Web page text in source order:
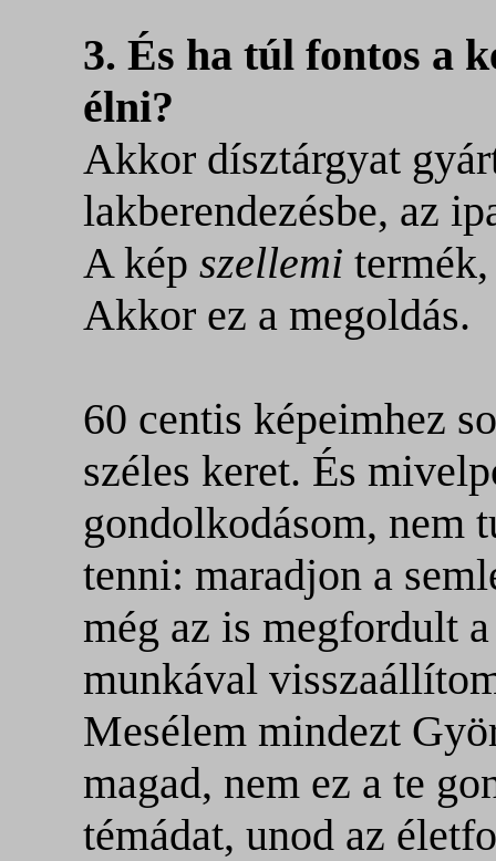
3. És ha túl fontos a
élni?
Akkor dísztárgyat
lakberendezésbe, az
A kép szellemi
Akkor ez a megoldás.
60 centis képeimhez
széles keret. És
gondolkodásom, nem
tenni: maradjon a
még az is megfordult
munkával
Mesélem mindezt
magad, nem ez a te
témádat, unod az